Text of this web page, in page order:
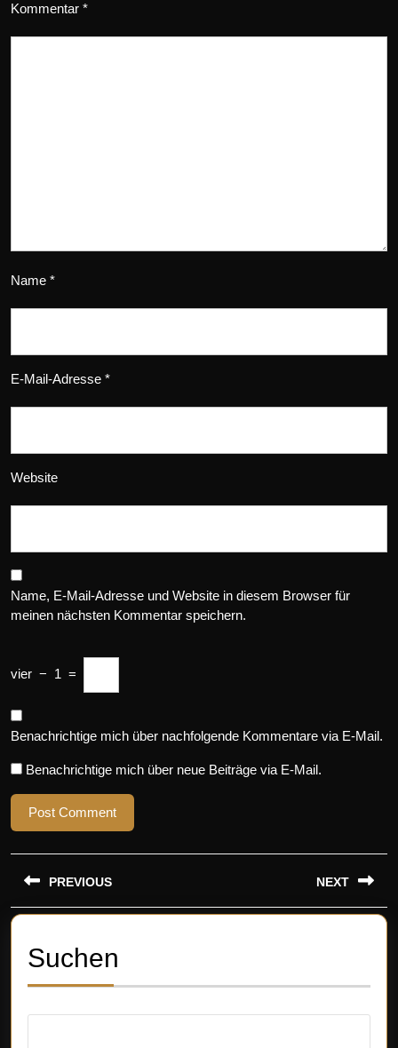
Kommentar *
Name *
E-Mail-Adresse *
Website
Name, E-Mail-Adresse und Website in diesem Browser für
meinen nächsten Kommentar speichern.
vier − 1 =
Benachrichtige mich über nachfolgende Kommentare via E-Mail.
Benachrichtige mich über neue Beiträge via E-Mail.
Beitragsnavigation
PREVIOUS
Previous
post:
NEXT
Suchen